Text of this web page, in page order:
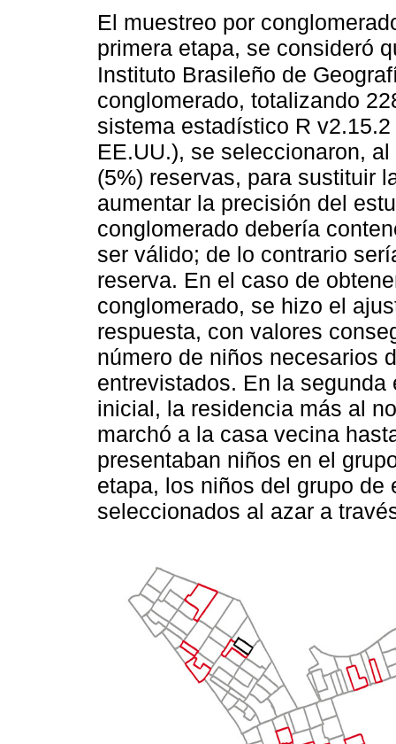
El muestreo por
primera etapa, se consideró
Instituto Brasileño de
conglomerado, totalizando
sistema estadístico R
EE.UU.), se seleccionaron,
(5%) reservas, para sustituir
aumentar la precisión del
conglomerado debería
ser válido; de lo contrario
reserva. En el caso de
conglomerado, se hizo el
respuesta, con valores
número de niños necesarios
entrevistados. En la
inicial, la residencia más al
marchó a la casa vecina
presentaban niños en el
etapa, los niños del grupo
seleccionados al azar a